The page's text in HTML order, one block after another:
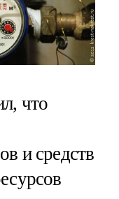
что
и средств